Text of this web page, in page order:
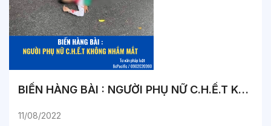
BIẾN HÀNG BÀI : NGƯỜI PHỤ NỮ C.H.Ế.T KHÔNG NHẮM MẮT
11/08/2022